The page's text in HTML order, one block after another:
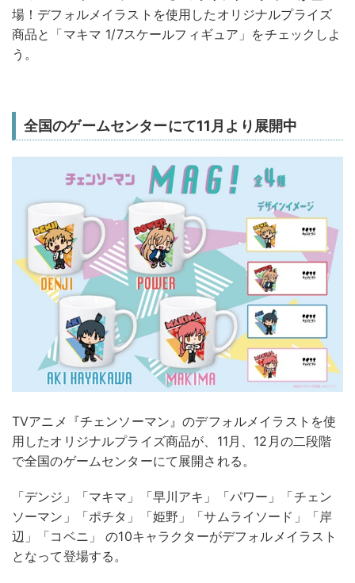
場！デフォルメイラストを使用したオリジナルプライズ
商品と「マキマ 1/7スケールフィギュア」をチェックしよ
う。
全国のゲームセンターにて11月より展開中
TVアニメ『チェンソーマン』のデフォルメイラストを使
用したオリジナルプライズ商品が、11月、12月の二段階
で全国のゲームセンターにて展開される。
「デンジ」「マキマ」「早川アキ」「パワー」「チェン
ソーマン」「ポチタ」「姫野」「サムライソード」「岸
辺」「コベニ」 の10キャラクターがデフォルメイラスト
となって登場する。